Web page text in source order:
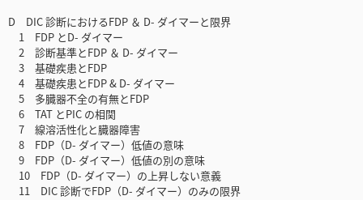
D DIC 診断におけるFDP ＆ D- ダイマーと限界
1 FDP とD- ダイマー
2 診断基準とFDP ＆ D- ダイマー
3 基礎疾患とFDP
4 基礎疾患とFDP & D- ダイマー
5 多臓器不全の有無とFDP
6 TAT とPIC の相関
7 線溶活性化と臓器障害
8 FDP（D- ダイマー）低値の意味
9 FDP（D- ダイマー）低値の別の意味
10 FDP（D- ダイマー）の上昇しない意義
11 DIC 診断でFDP（D- ダイマー）のみの限界